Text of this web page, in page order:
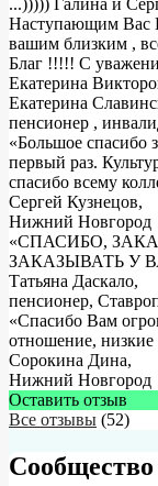
...))))) Галина и
Наступающим Вас
вашим близким ,
Благ !!!!! С
Екатерина
Екатерина
пенсионер ,
«Большое спасибо
первый раз.
спасибо всему
Сергей Кузнецов,
Нижний Новгород
«СПАСИБО,
ЗАКАЗЫВАТЬ У
Татьяна Даскало,
пенсионер,
«Спасибо Вам
отношение,
Сорокина Дина,
Нижний Новгород
Оставить отзыв
Все отзывы (52)
Сообщество